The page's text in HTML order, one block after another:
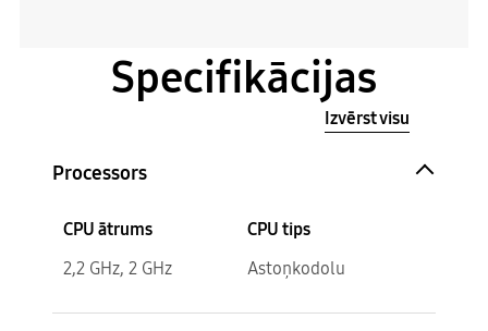
Specifikācijas
Izvērst visu
Processors
CPU ātrums
2,2 GHz, 2 GHz
CPU tips
Astoņkodolu